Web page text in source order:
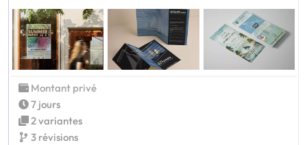
Montant privé
7 jours
2 variantes
3 révisions